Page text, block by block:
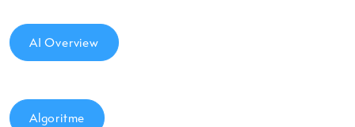
AI Overview
Algoritme